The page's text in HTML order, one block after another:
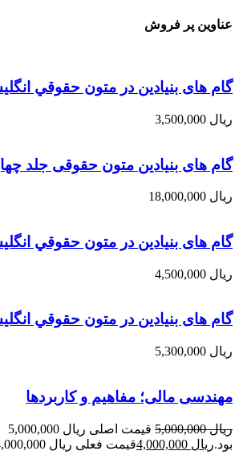
عناوین پر فروش
گام های بنیادین در متون حقوقي
ریال
گام های بنیادین متون حقوقی جلد
ریال
گام های بنیادین در متون حقوقي
ریال
گام های بنیادین در متون حقوقي
ریال
مهندسی مالی؛ مفاهیم و کاربردها
ریال5,000,000
قیمت اصلی ریال 5,000,000
بود.ریال قیمت فعلی ریال 4,000,000 است.